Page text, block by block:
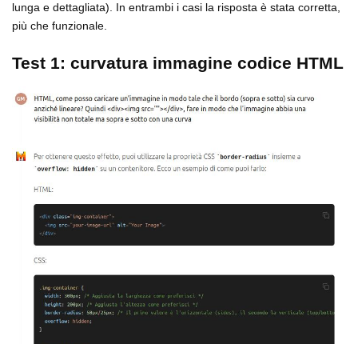
lunga e dettagliata). In entrambi i casi la risposta è stata corretta,
più che funzionale.
Test 1: curvatura immagine codice HTML